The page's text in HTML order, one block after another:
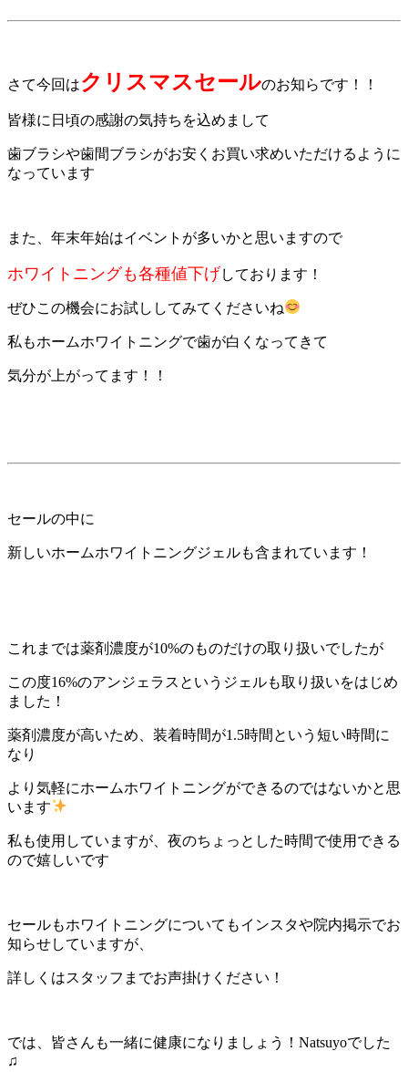
さて今回はクリスマスセールのお知らです！！
皆様に日頃の感謝の気持ちを込めまして
歯ブラシや歯間ブラシがお安くお買い求めいただけるように
なっています
また、年末年始はイベントが多いかと思いますので
ホワイトニングも各種値下げしております！
ぜひこの機会にお試ししてみてくださいね
私もホームホワイトニングで歯が白くなってきて
気分が上がってます！！
セールの中に
新しいホームホワイトニングジェルも含まれています！
これまでは薬剤濃度が10%のものだけの取り扱いでしたが
この度16%のアンジェラスというジェルも取り扱いをはじめ
ました！
薬剤濃度が高いため、装着時間が1.5時間という短い時間に
なり
より気軽にホームホワイトニングができるのではないかと思
います
私も使用していますが、夜のちょっとした時間で使用できる
ので嬉しいです
セールもホワイトニングについてもインスタや院内掲示でお
知らせしていますが、
詳しくはスタッフまでお声掛けください！
では、皆さんも一緒に健康になりましょう！Natsuyoでした
♫